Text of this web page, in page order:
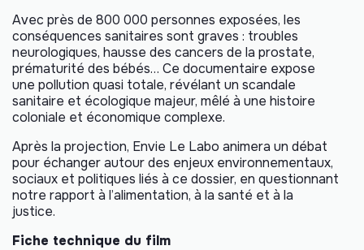
Avec près de 800 000 personnes exposées, les
conséquences sanitaires sont graves : troubles
neurologiques, hausse des cancers de la prostate,
prématurité des bébés… Ce documentaire expose
une pollution quasi totale, révélant un scandale
sanitaire et écologique majeur, mêlé à une histoire
coloniale et économique complexe.
Après la projection, Envie Le Labo animera un débat
pour échanger autour des enjeux environnementaux,
sociaux et politiques liés à ce dossier, en questionnant
notre rapport à l’alimentation, à la santé et à la
justice.
Fiche technique du film